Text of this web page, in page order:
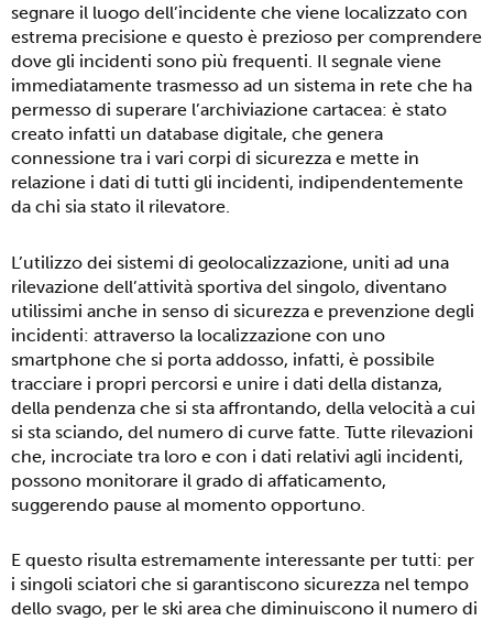
segnare il luogo dell’incidente che viene localizzato con
estrema precisione e questo è prezioso per comprendere
dove gli incidenti sono più frequenti. Il segnale viene
immediatamente trasmesso ad un sistema in rete che ha
permesso di superare l’archiviazione cartacea: è stato
creato infatti un database digitale, che genera
connessione tra i vari corpi di sicurezza e mette in
relazione i dati di tutti gli incidenti, indipendentemente
da chi sia stato il rilevatore.
L’utilizzo dei sistemi di geolocalizzazione, uniti ad una
rilevazione dell’attività sportiva del singolo, diventano
utilissimi anche in senso di sicurezza e prevenzione degli
incidenti: attraverso la localizzazione con uno
smartphone che si porta addosso, infatti, è possibile
tracciare i propri percorsi e unire i dati della distanza,
della pendenza che si sta affrontando, della velocità a cui
si sta sciando, del numero di curve fatte. Tutte rilevazioni
che, incrociate tra loro e con i dati relativi agli incidenti,
possono monitorare il grado di affaticamento,
suggerendo pause al momento opportuno.
E questo risulta estremamente interessante per tutti: per
i singoli sciatori che si garantiscono sicurezza nel tempo
dello svago, per le ski area che diminuiscono il numero di